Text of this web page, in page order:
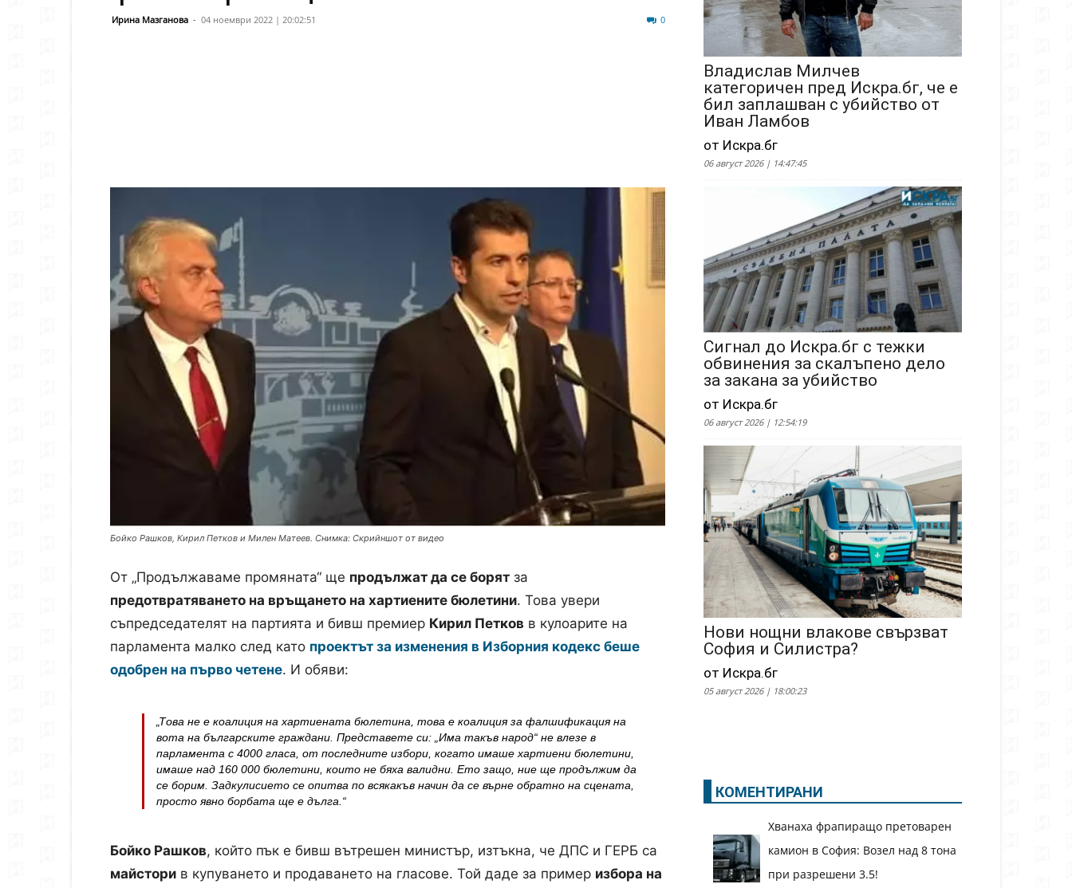
Ирина Мазганова - 04 ноември 2022 | 20:02:51 0
Бойко Рашков, Кирил Петков и Милен Матеев. Снимка: Скрийншот от видео
От „Продължаваме промяната“ ще продължат да се борят за
предотвратяването на връщането на хартиените бюлетини. Това увери
съпредседателят на партията и бивш премиер Кирил Петков в кулоарите на
парламента малко след като проектът за изменения в Изборния кодекс беше
одобрен на първо четене. И обяви:
„Това не е коалиция на хартиената бюлетина, това е коалиция за фалшификация на
вота на българските граждани. Представете си: „Има такъв народ“ не влезе в
парламента с 4000 гласа, от последните избори, когато имаше хартиени бюлетини,
имаше над 160 000 бюлетини, които не бяха валидни. Ето защо, ние ще продължим да
се борим. Задкулисието се опитва по всякакъв начин да се върне обратно на сцената,
просто явно борбата ще е дълга.“
Бойко Рашков, който пък е бивш вътрешен министър, изтъкна, че ДПС и ГЕРБ са
майстори в купуването и продаването на гласове. Той даде за пример избора на
Владислав Милчев
категоричен пред Искра.бг, че е
бил заплашван с убийство от
Иван Ламбов
от Искра.бг
06 август 2026 | 14:47:45
Сигнал до Искра.бг с тежки
обвинения за скалъпено дело
за закана за убийство
от Искра.бг
06 август 2026 | 12:54:19
Нови нощни влакове свързват
София и Силистра?
от Искра.бг
05 август 2026 | 18:00:23
КОМЕНТИРАНИ
Хванаха фрапиращо претоварен
камион в София: Возел над 8 тона
при разрешени 3.5!